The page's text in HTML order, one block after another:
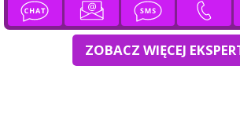
ZOBACZ WIĘCEJ